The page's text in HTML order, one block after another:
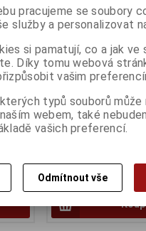
24V
Mikrotik
pro
Termín dodání (dny):
Napájecí POE adaptér
1A 24W pro MikroTik
RouterBOARD a ALIX
200 Kč (bez DPH:)
pracujeme se soubory
služby a personalizovat
si pamatují, co a jak ve
Díky tomu webová
vašim
typů souborů
webem, také
vašich preferencí.
Odmítnout vše